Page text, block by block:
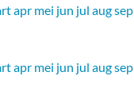
apr mei jun jul augsep
apr mei jun jul augsep